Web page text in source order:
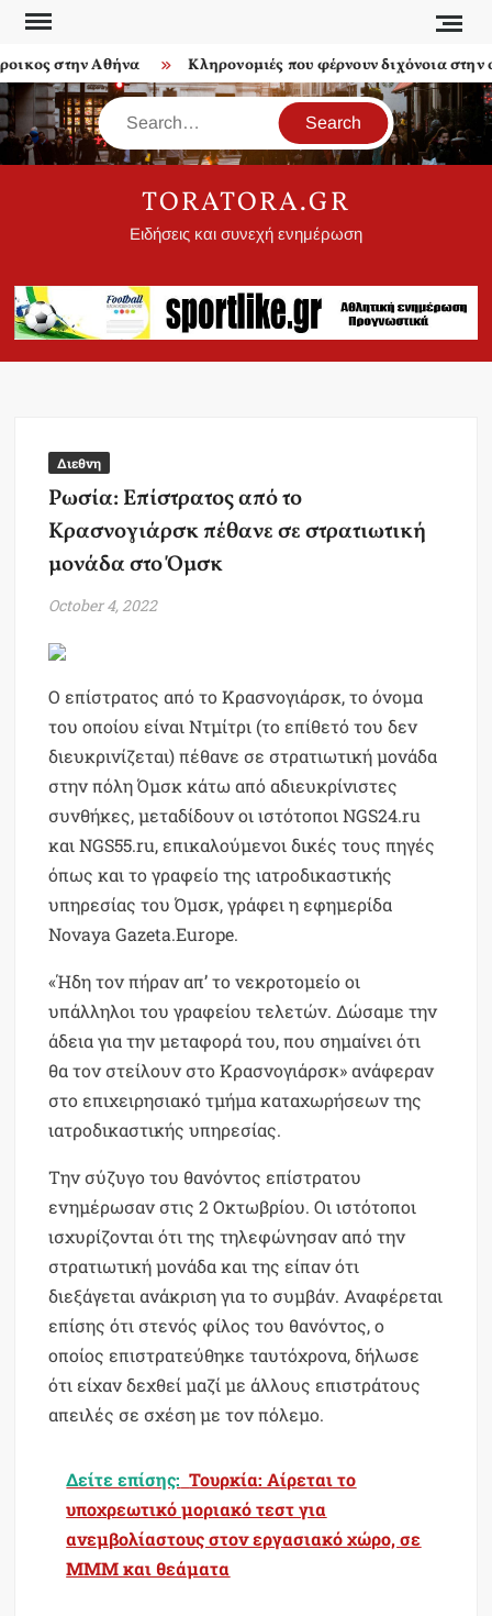
Skip
contentστην Αθήνα Κληρονομιές που φέρνουν διχόνοια στην
Search
TORATORA.GR
Ειδήσεις και συνεχή ενημέρωση
Διεθνη
Ρωσία: Επίστρατος από το
Κρασνογιάρσκ πέθανε σε στρατιωτική
μονάδα στο Όμσκ
October 4, 2022
Ο επίστρατος από το Κρασνογιάρσκ, το όνομα
του οποίου είναι Ντμίτρι (το επίθετό του δεν
διευκρινίζεται) πέθανε σε στρατιωτική μονάδα
στην πόλη Όμσκ κάτω από αδιευκρίνιστες
συνθήκες, μεταδίδουν οι ιστότοποι NGS24.ru
και NGS55.ru, επικαλούμενοι δικές τους πηγές
όπως και το γραφείο της ιατροδικαστικής
υπηρεσίας του Όμσκ, γράφει η εφημερίδα
Novaya Gazeta.Europe.
«Ήδη τον πήραν απ’ το νεκροτομείο οι
υπάλληλοι του γραφείου τελετών. Δώσαμε την
άδεια για την μεταφορά του, που σημαίνει ότι
θα τον στείλουν στο Κρασνογιάρσκ» ανάφεραν
στο επιχειρησιακό τμήμα καταχωρήσεων της
ιατροδικαστικής υπηρεσίας.
Την σύζυγο του θανόντος επίστρατου
ενημέρωσαν στις 2 Οκτωβρίου. Οι ιστότοποι
ισχυρίζονται ότι της τηλεφώνησαν από την
στρατιωτική μονάδα και της είπαν ότι
διεξάγεται ανάκριση για το συμβάν. Αναφέρεται
επίσης ότι στενός φίλος του θανόντος, ο
οποίος επιστρατεύθηκε ταυτόχρονα, δήλωσε
ότι είχαν δεχθεί μαζί με άλλους επιστράτους
απειλές σε σχέση με τον πόλεμο.
Δείτε επίσης: Τουρκία: Αίρεται το
υποχρεωτικό μοριακό τεστ για
ανεμβολίαστους στον εργασιακό χώρο, σε
ΜΜΜ και θεάματα